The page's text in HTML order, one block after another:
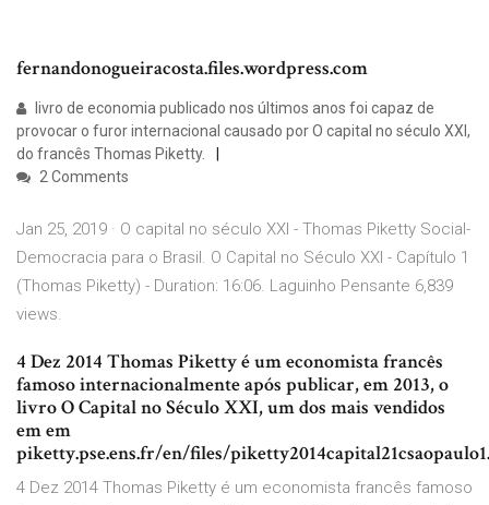
fernandonogueiracosta.files.wordpress.com
livro de economia publicado nos últimos anos foi capaz de
provocar o furor internacional causado por O capital no século XXI,
do francês Thomas Piketty.
2 Comments
Jan 25, 2019 · O capital no século XXI - Thomas Piketty Social-
Democracia para o Brasil. O Capital no Século XXI - Capítulo 1
(Thomas Piketty) - Duration: 16:06. Laguinho Pensante 6,839
views.
4 Dez 2014 Thomas Piketty é um economista francês
famoso internacionalmente após publicar, em 2013, o
livro O Capital no Século XXI, um dos mais vendidos
em em
piketty.pse.ens.fr/en/files/
4 Dez 2014 Thomas Piketty é um economista francês famoso